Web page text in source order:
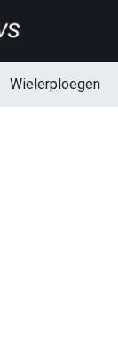
Wielerploegen